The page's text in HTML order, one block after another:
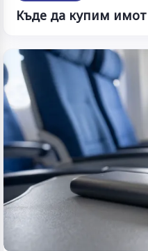
Къде да купим